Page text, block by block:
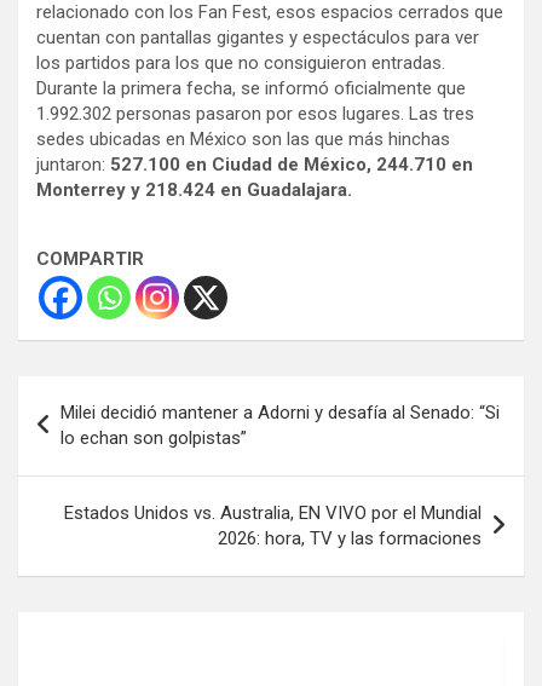
relacionado con los Fan Fest, esos espacios cerrados que
cuentan con pantallas gigantes y espectáculos para ver
los partidos para los que no consiguieron entradas.
Durante la primera fecha, se informó oficialmente que
1.992.302 personas pasaron por esos lugares. Las tres
sedes ubicadas en México son las que más hinchas
juntaron: 527.100 en Ciudad de México, 244.710 en
Monterrey y 218.424 en Guadalajara.
COMPARTIR
de
entradas
Milei decidió mantener a Adorni y desafía al Senado: “Si
lo echan son golpistas”
Estados Unidos vs. Australia, EN VIVO por el Mundial
2026: hora, TV y las formaciones